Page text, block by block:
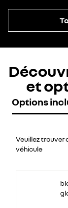
et
Options
Veuillez trouver
véhicule